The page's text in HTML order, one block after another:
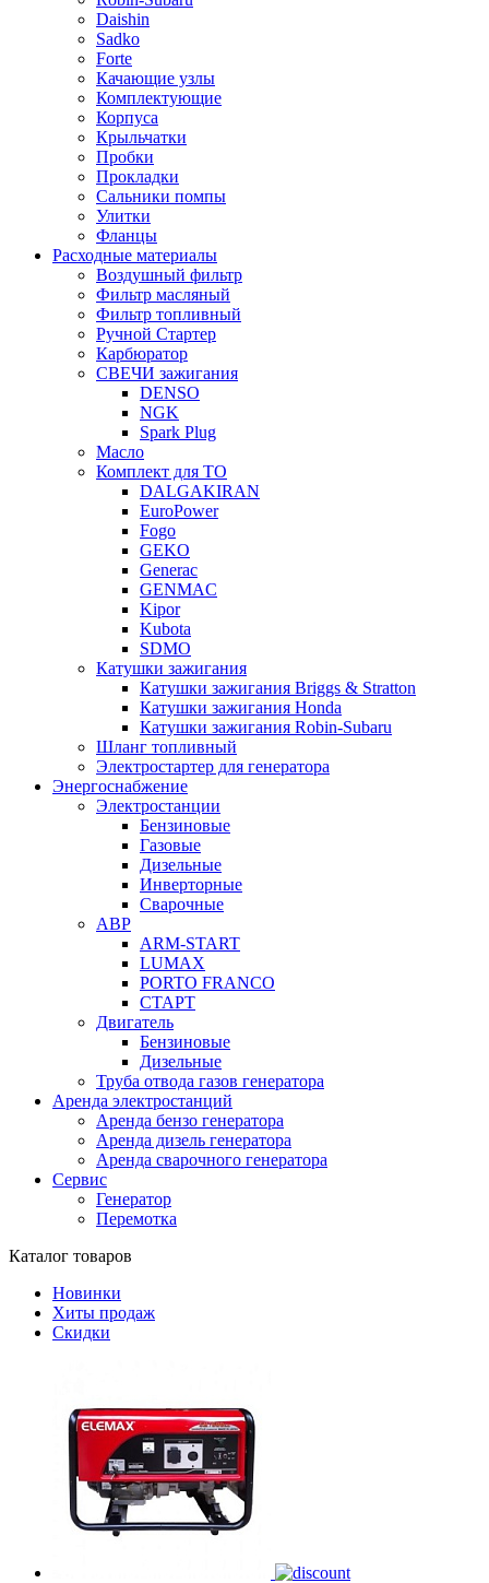
Daishin
Sadko
Forte
Качающие узлы
Комплектующие
Корпуса
Крыльчатки
Пробки
Прокладки
Сальники помпы
Улитки
Фланцы
Расходные материалы
Воздушный фильтр
Фильтр масляный
Фильтр топливный
Ручной Стартер
Карбюратор
СВЕЧИ зажигания
DENSO
NGK
Spark Plug
Масло
Комплект для ТО
DALGAKIRAN
EuroPower
Fogo
GEKO
Generac
GENMAC
Kipor
Kubota
SDMO
Катушки зажигания
Катушки зажигания Briggs & Stratton
Катушки зажигания Honda
Катушки зажигания Robin-Subaru
Шланг топливный
Электростартер для генератора
Энергоснабжение
Электростанции
Бензиновые
Газовые
Дизельные
Инверторные
Сварочные
АВР
ARM-START
LUMAX
PORTO FRANCO
СТАРТ
Двигатель
Бензиновые
Дизельные
Труба отвода газов генератора
Аренда электростанций
Аренда бензо генератора
Аренда дизель генератора
Аренда сварочного генератора
Сервис
Генератор
Перемотка
Каталог товаров
Новинки
Хиты продаж
Скидки